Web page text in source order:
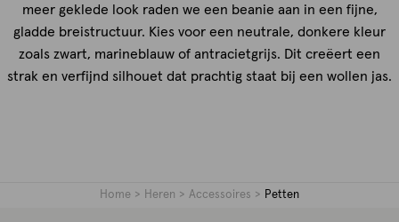
meer geklede look raden we een beanie aan in een fijne,
gladde breistructuur. Kies voor een neutrale, donkere kleur
zoals zwart, marineblauw of antracietgrijs. Dit creëert een
strak en verfijnd silhouet dat prachtig staat bij een wollen jas.
Home Heren Accessoires Petten